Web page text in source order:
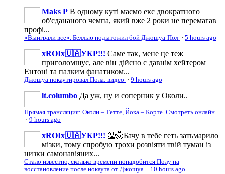
Maks P В одному куті маємо екс двократного
об'єдананого чемпа, який вже 2 роки не перемагав
профі...
«Выиграли все». Беллью подытожил бой Джошуа-Пол · 5 hours ago
xROIx🇺🇦УКР!!! Саме так, мене це теж
приголомшує, але він дійсно є давнім хейтером
Ентоні та палким фанатиком...
Джошуа нокаутировал Пола: видео · 9 hours ago
lt.columbo Да уж, ну и соперник у Околи..
Прямая трансляция: Околи – Тетте, Йока – Корте. Смотреть онлайн
· 9 hours ago
xROIx🇺🇦УКР!!! 🤮🤯Бачу в тебе геть затьмарило
мізки, тому спробую трохи розвіяти твій туман із
низки самонавіяних...
Стало известно, сколько времени понадобится Полу на
восстановление после нокаута от Джошуа · 10 hours ago